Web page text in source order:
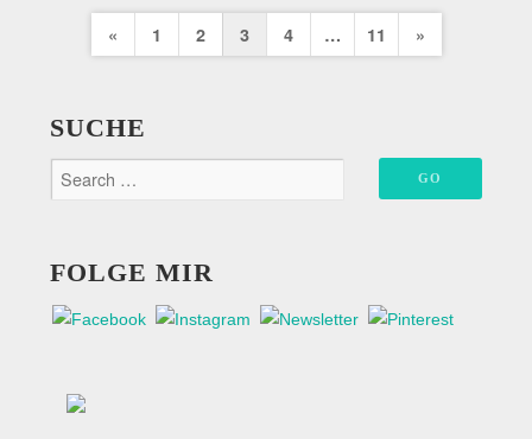
Seitennummerierung
Beiträge
Previous
« 1 2 3 4 … 11
Next
»
SUCHE
FOLGE MIR